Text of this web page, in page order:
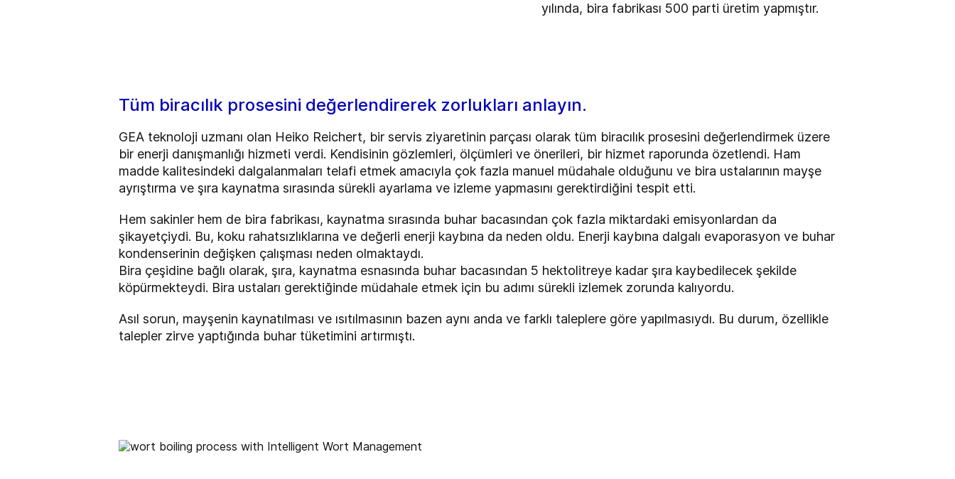
yılında, bira fabrikası 500 parti üretim yapmıştır.
Tüm biracılık prosesini değerlendirerek zorlukları anlayın.
GEA teknoloji uzmanı olan Heiko Reichert, bir servis ziyaretinin parçası olarak tüm biracılık prosesini değerlendirmek üzere
bir enerji danışmanlığı hizmeti verdi. Kendisinin gözlemleri, ölçümleri ve önerileri, bir hizmet raporunda özetlendi. Ham
madde kalitesindeki dalgalanmaları telafi etmek amacıyla çok fazla manuel müdahale olduğunu ve bira ustalarının mayşe
ayrıştırma ve şıra kaynatma sırasında sürekli ayarlama ve izleme yapmasını gerektirdiğini tespit etti.
Hem sakinler hem de bira fabrikası, kaynatma sırasında buhar bacasından çok fazla miktardaki emisyonlardan da
şikayetçiydi. Bu, koku rahatsızlıklarına ve değerli enerji kaybına da neden oldu. Enerji kaybına dalgalı evaporasyon ve buhar
kondenserinin değişken çalışması neden olmaktaydı.
Bira çeşidine bağlı olarak, şıra, kaynatma esnasında buhar bacasından 5 hektolitreye kadar şıra kaybedilecek şekilde
köpürmekteydi. Bira ustaları gerektiğinde müdahale etmek için bu adımı sürekli izlemek zorunda kalıyordu.
Asıl sorun, mayşenin kaynatılması ve ısıtılmasının bazen aynı anda ve farklı taleplere göre yapılmasıydı. Bu durum, özellikle
talepler zirve yaptığında buhar tüketimini artırmıştı.